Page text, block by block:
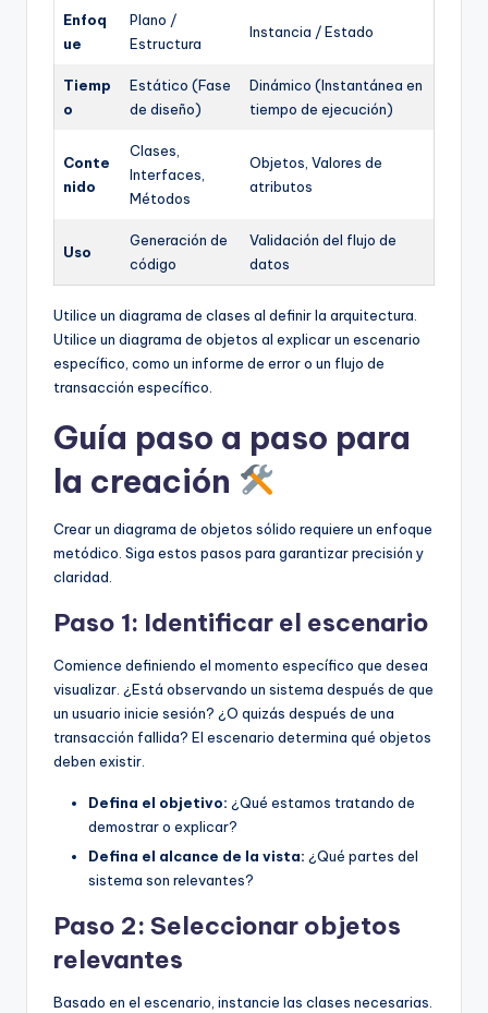
Enfoq
ue
Plano /
Estructura
Instancia / Estado
Tiemp
o
Estático (Fase
de diseño)
Dinámico (Instantánea en
tiempo de ejecución)
Conte
nido
Clases,
Interfaces,
Métodos
Objetos, Valores de
atributos
Uso
Generación de
código
Validación del flujo de
datos
Utilice un diagrama de clases al definir la arquitectura.
Utilice un diagrama de objetos al explicar un escenario
específico, como un informe de error o un flujo de
transacción específico.
Guía paso a paso para
la creación
Crear un diagrama de objetos sólido requiere un enfoque
metódico. Siga estos pasos para garantizar precisión y
claridad.
Paso 1: Identificar el escenario
Comience definiendo el momento específico que desea
visualizar. ¿Está observando un sistema después de que
un usuario inicie sesión? ¿O quizás después de una
transacción fallida? El escenario determina qué objetos
deben existir.
Defina el objetivo: ¿Qué estamos tratando de
demostrar o explicar?
Defina el alcance de la vista: ¿Qué partes del
sistema son relevantes?
Paso 2: Seleccionar objetos
relevantes
Basado en el escenario, instancie las clases necesarias.